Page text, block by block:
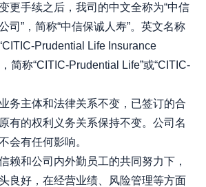
手续之后，我司的中文全称为“中信
司”，简称“中信保诚人寿”。英文名称
Prudential Life Insurance
简称“CITIC-Prudential Life”或“CITIC-
主体和法律关系不变，已签订的合
有的权利义务关系保持不变。公司名
会有任何影响。
和公司内外勤员工的共同努力下，
良好，在经营业绩、风险管理等方面